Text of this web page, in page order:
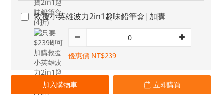
救援小英雄波力2in1趣味鉛筆盒|加購
優惠價 NT$239
加入購物車 立即購買